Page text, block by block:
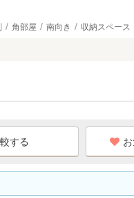
角部屋 南向き 収納スペース